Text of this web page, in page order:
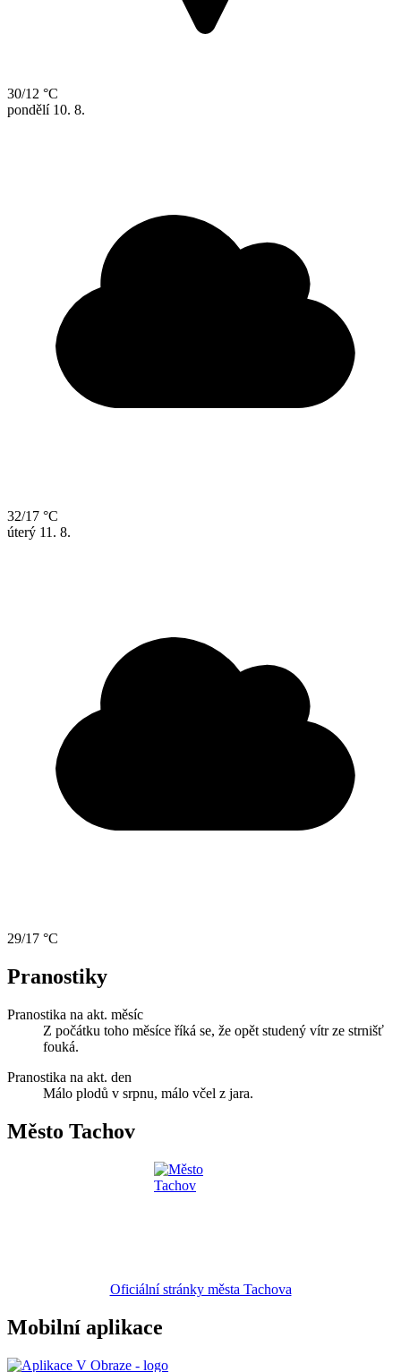
30/12 °C
pondělí 10. 8.
32/17 °C
úterý 11. 8.
29/17 °C
Pranostiky
Pranostika na akt. měsíc
Z počátku toho měsíce říká se, že opět studený vítr ze strnišť
fouká.
Pranostika na akt. den
Málo plodů v srpnu, málo včel z jara.
Město Tachov
Oficiální stránky města Tachova
Mobilní aplikace